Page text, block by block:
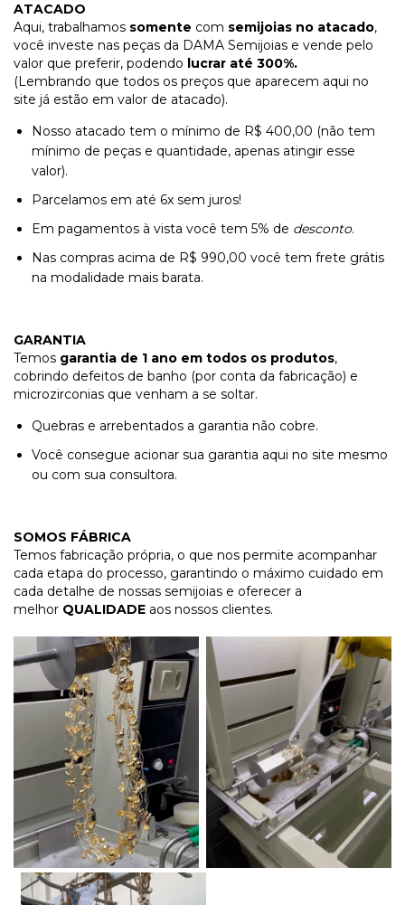
ATACADO
Aqui, trabalhamos somente com semijoias no atacado,
você investe nas peças da DAMA Semijoias e vende pelo
valor que preferir, podendo lucrar até 300%.
(Lembrando que todos os preços que aparecem aqui no
site já estão em valor de atacado).
Nosso atacado tem o mínimo de R$ 400,00 (não tem
mínimo de peças e quantidade, apenas atingir esse
valor).
Parcelamos em até 6x sem juros!
Em pagamentos à vista você tem 5% de desconto.
Nas compras acima de R$ 990,00 você tem frete grátis
na modalidade mais barata.
GARANTIA
Temos garantia de 1 ano em todos os produtos,
cobrindo defeitos de banho (por conta da fabricação) e
microzirconias que venham a se soltar.
Quebras e arrebentados a garantia não cobre.
Você consegue acionar sua garantia aqui no site mesmo
ou com sua consultora.
SOMOS FÁBRICA
Temos fabricação própria, o que nos permite acompanhar
cada etapa do processo, garantindo o máximo cuidado em
cada detalhe de nossas semijoias e oferecer a
melhor QUALIDADE aos nossos clientes.